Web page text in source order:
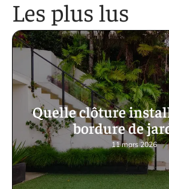
Les plus lus
Quelle clôture
bordure de
11 mars 2026